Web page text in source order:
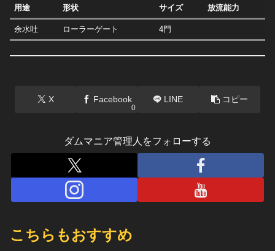
用途 形状 サイズ 放流能力
余水吐 ローラーゲート 4門
X Facebook
0
LINE コピー
ダムマニア管理人をフォローする
こちらもおすすめ